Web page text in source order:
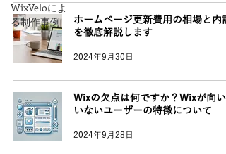
WixVeloによ
る制作事例
ホームページ更新費用の相場と内訳
を徹底解説します
2024年9月30日
Wixの欠点は何ですか？Wixが向い
いないユーザーの特徴について
2024年9月28日